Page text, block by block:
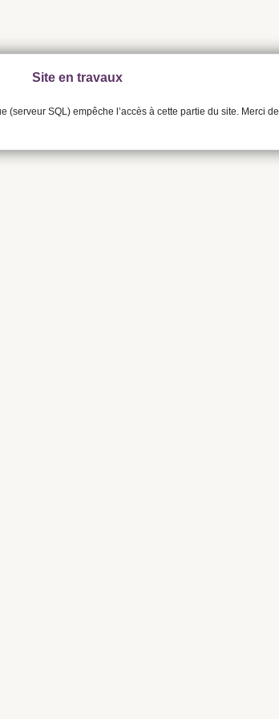
Site en travaux
(serveur SQL) empêche l’accès à cette partie du site. Merci de